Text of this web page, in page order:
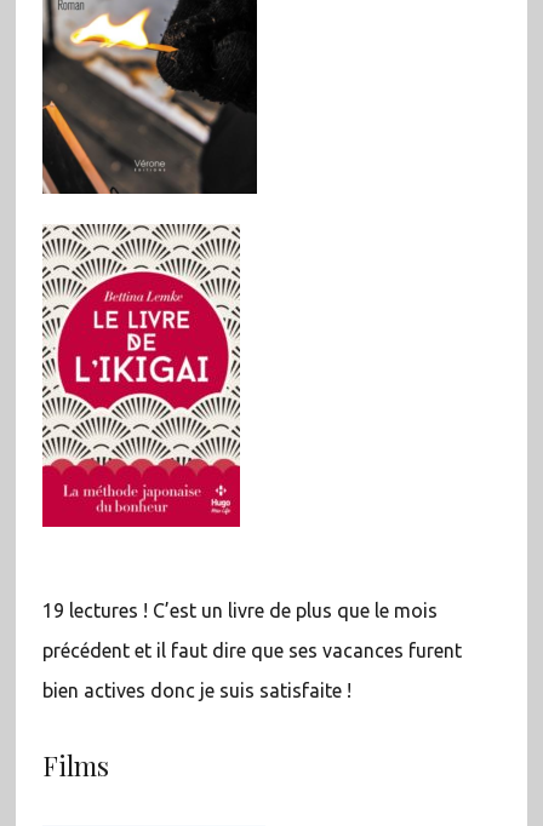
19 lectures ! C’est un livre de plus que le mois
précédent et il faut dire que ses vacances furent
bien actives donc je suis satisfaite !
Films